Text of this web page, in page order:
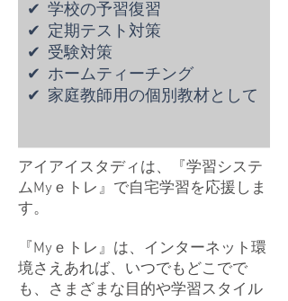
✔ 学校の予習復習
✔ 定期テスト対策​
✔ 受験対策
✔ ホームティーチング
✔ 家庭教師用の個別教材として​
​アイアイスタディは、『学習システ
ムMyｅトレ』で自宅学習を応援しま
す。
『Myｅトレ』は、インターネット環
境さえあれば、いつでもどこでで
も、さまざまな目的や学習スタイル